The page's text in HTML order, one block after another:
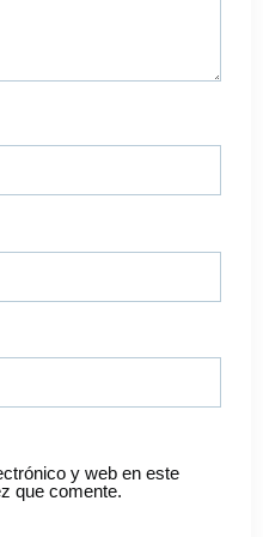
y web en este
que comente.